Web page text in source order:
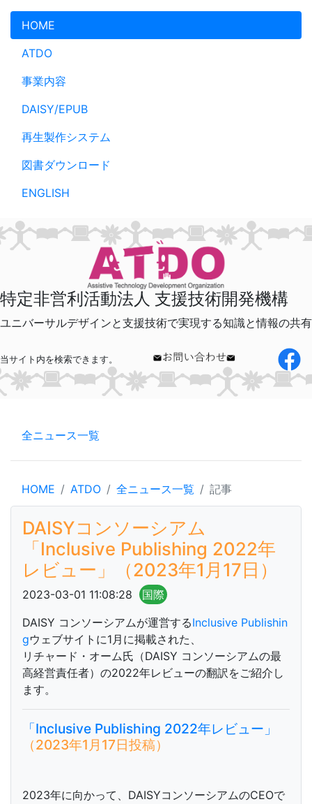
メインコンテンツへスキップ
HOME
ATDO
事業内容
DAISY/EPUB
再生製作システム
図書ダウンロード
ENGLISH
特定非営利活動法人 支援技術開発機構
ユニバーサルデザインと支援技術で実現する知識と情報の共有
当サイト内を検索できます。
全ニュース一覧
HOME ATDO 全ニュース一覧 記事
DAISYコンソーシアム
「Inclusive Publishing 2022年
レビュー」（2023年1月17日）
2023-03-01 11:08:28
国際
DAISY コンソーシアムが運営するInclusive Publishin
gウェブサイトに1月に掲載された、
リチャード・オーム氏（DAISY コンソーシアムの最
高経営責任者）の2022年レビューの翻訳をご紹介し
ます。
「Inclusive Publishing 2022年レビュー」
（2023年1月17日投稿）
2023年に向かって、DAISYコンソーシアムのCEOで